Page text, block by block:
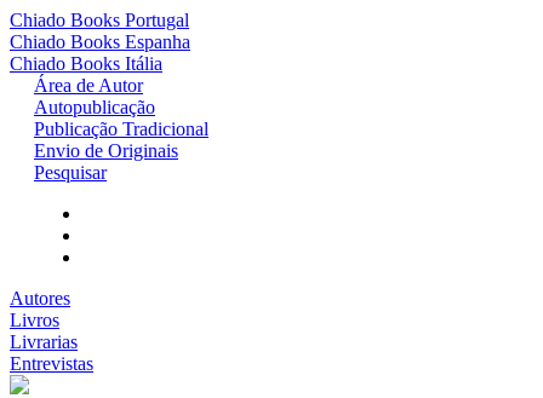
Chiado Books Portugal
Chiado Books Espanha
Chiado Books Itália
Área de Autor
Autopublicação
Publicação Tradicional
Envio de Originais
Pesquisar
Autores
Livros
Livrarias
Entrevistas